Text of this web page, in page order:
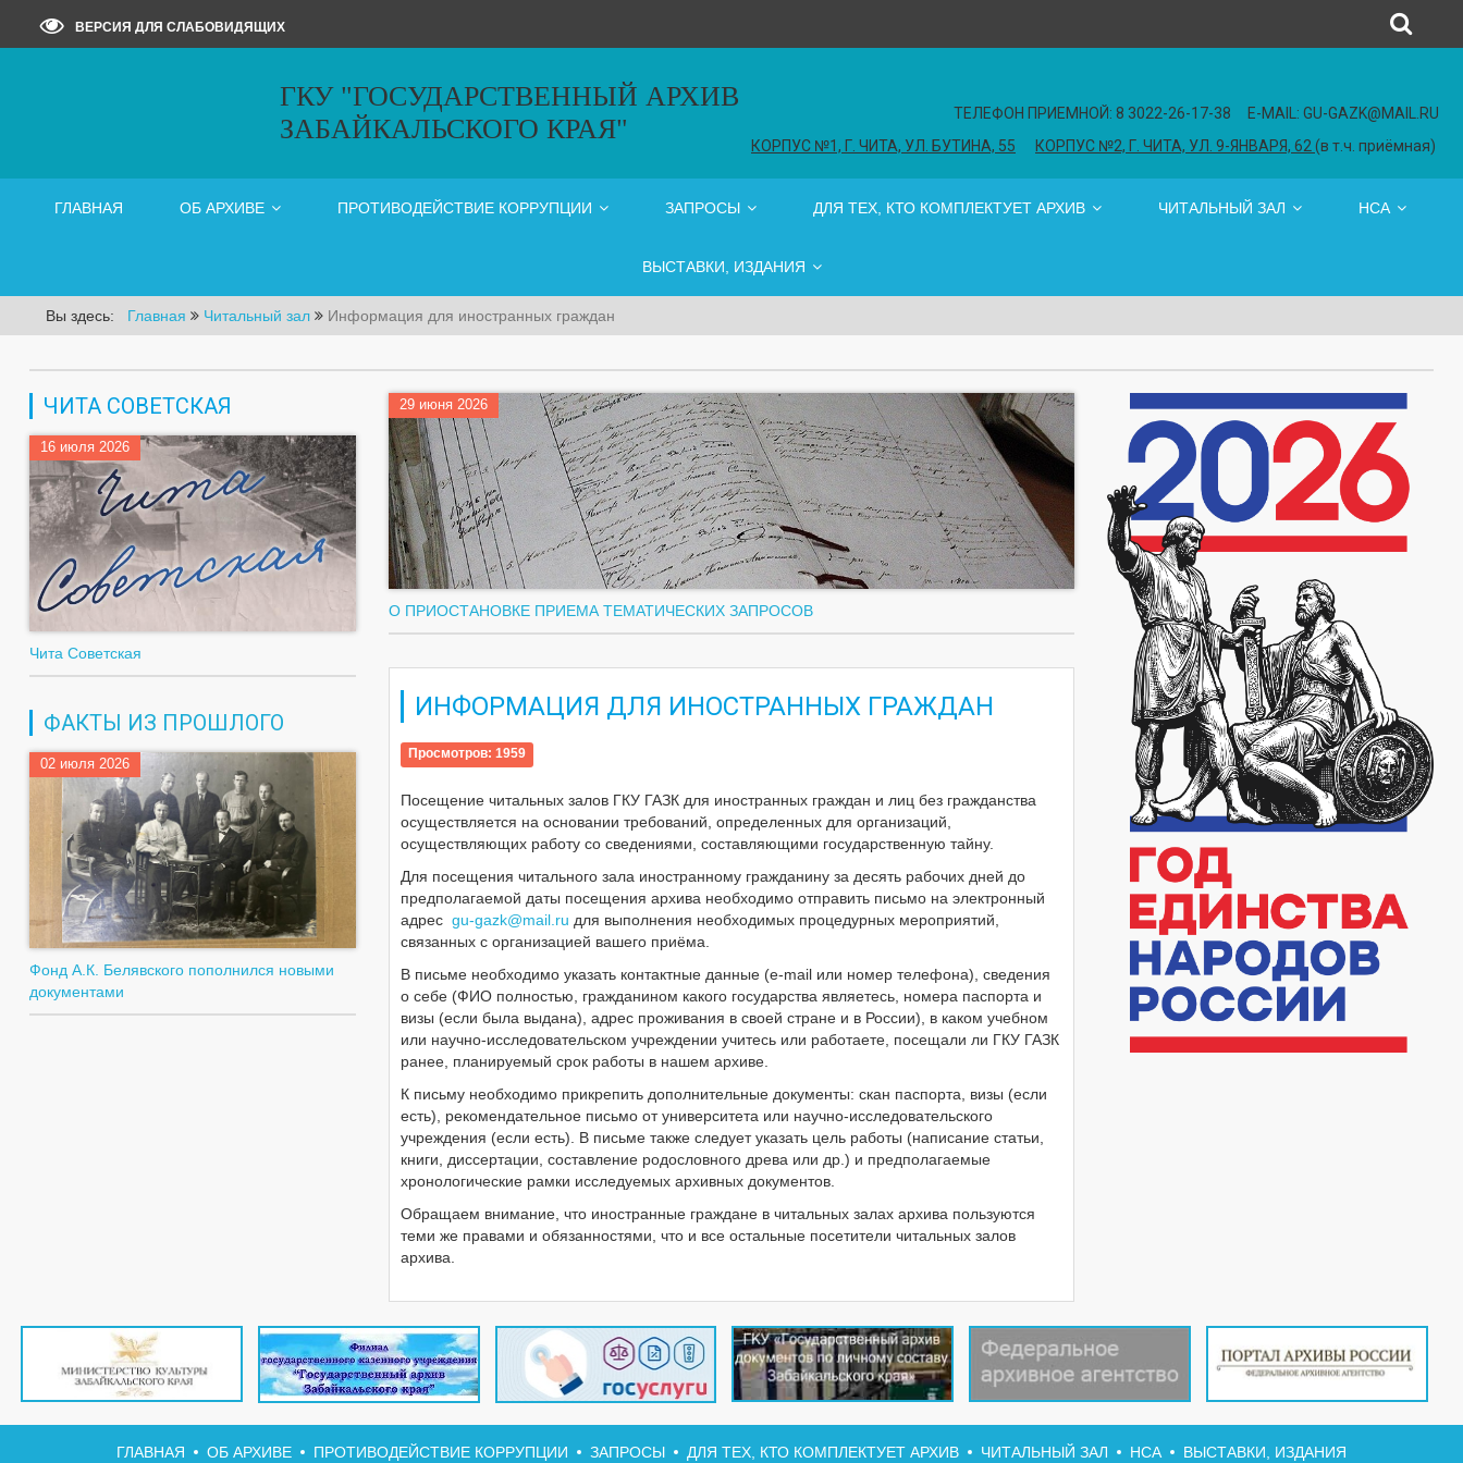
ВЕРСИЯ ДЛЯ СЛАБОВИДЯЩИХ
ГКУ "ГОСУДАРСТВЕННЫЙ АРХИВ
ЗАБАЙКАЛЬСКОГО КРАЯ"
Карта сайта
ТЕЛЕФОН ПРИЕМНОЙ: 8 3022-26-17-38 E-MAIL: GU-GAZK@MAIL.RU
КОРПУС №1, Г. ЧИТА, УЛ. БУТИНА, 55
КОРПУС №2, Г. ЧИТА, УЛ. 9-ЯНВАРЯ, 62 (в т.ч. приёмная)
ГЛАВНАЯ ОБ АРХИВЕ ПРОТИВОДЕЙСТВИЕ КОРРУПЦИИ ЗАПРОСЫ ДЛЯ ТЕХ, КТО КОМПЛЕКТУЕТ АРХИВ ЧИТАЛЬНЫЙ ЗАЛ НСА
ВЫСТАВКИ, ИЗДАНИЯ
Вы здесь: Главная Читальный зал Информация для иностранных граждан
ЧИТА СОВЕТСКАЯ
16 июля 2026
Чита Советская
ФАКТЫ ИЗ ПРОШЛОГО
02 июля 2026
Фонд А.К. Белявского пополнился новыми
документами
29 июня 2026
О ПРИОСТАНОВКЕ ПРИЕМА ТЕМАТИЧЕСКИХ ЗАПРОСОВ
ИНФОРМАЦИЯ ДЛЯ ИНОСТРАННЫХ ГРАЖДАН
Просмотров: 1959
Посещение читальных залов ГКУ ГАЗК для иностранных граждан и лиц без гражданства
осуществляется на основании требований, определенных для организаций,
осуществляющих работу со сведениями, составляющими государственную тайну.
Для посещения читального зала иностранному гражданину за десять рабочих дней до
предполагаемой даты посещения архива необходимо отправить письмо на электронный
адрес gu-gazk@mail.ru для выполнения необходимых процедурных мероприятий,
связанных с организацией вашего приёма.
В письме необходимо указать контактные данные (е-mail или номер телефона), сведения
о себе (ФИО полностью, гражданином какого государства являетесь, номера паспорта и
визы (если была выдана), адрес проживания в своей стране и в России), в каком учебном
или научно-исследовательском учреждении учитесь или работаете, посещали ли ГКУ ГАЗК
ранее, планируемый срок работы в нашем архиве.
К письму необходимо прикрепить дополнительные документы: скан паспорта, визы (если
есть), рекомендательное письмо от университета или научно-исследовательского
учреждения (если есть). В письме также следует указать цель работы (написание статьи,
книги, диссертации, составление родословного древа или др.) и предполагаемые
хронологические рамки исследуемых архивных документов.
Обращаем внимание, что иностранные граждане в читальных залах архива пользуются
теми же правами и обязанностями, что и все остальные посетители читальных залов
архива.
ГЛАВНАЯ ОБ АРХИВЕ ПРОТИВОДЕЙСТВИЕ КОРРУПЦИИ ЗАПРОСЫ ДЛЯ ТЕХ, КТО КОМПЛЕКТУЕТ АРХИВ ЧИТАЛЬНЫЙ ЗАЛ НСА ВЫСТАВКИ, ИЗДАНИЯ